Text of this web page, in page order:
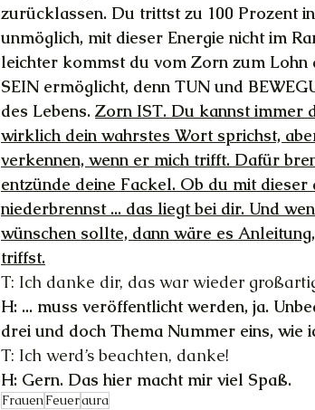
zurücklassen. Du trittst zu 100 Prozent
unmöglich, mit dieser Energie nicht im
leichter kommst du vom Zorn zum
SEIN ermöglicht, denn TUN und
des Lebens. Zorn IST. Du kannst immer
wirklich dein wahrstes Wort sprichst,
verkennen, wenn er mich trifft. Dafür
entzünde deine Fackel. Ob du mit
niederbrennst ... das liegt bei dir. Und
wünschen sollte, dann wäre es
triffst.
T: Ich danke dir, das war wieder
H: ... muss veröffentlicht werden, ja.
drei und doch Thema Nummer eins, wie
T: Ich werd’s beachten, danke!
H: Gern. Das hier macht mir viel Spaß.
FrauenFeueraura